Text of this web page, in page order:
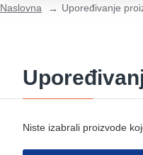
Naslovna Upoređivanje
Niste izabrali proizvode